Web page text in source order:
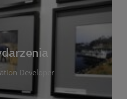
Developer
organizowanych przez
tu zapowiedzi spotkań
prelekcji i zajęć
grup wiekowych. Każde
celu promowanie kultury
społeczności lokalnej.
wydarzeń możesz łatwo